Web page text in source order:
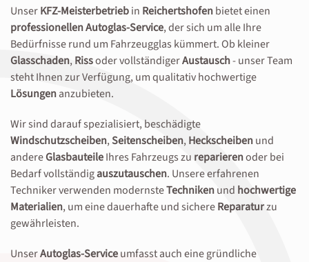
UnserKFZ-Meisterbetriebin Reichertshofenbietet einen
professionellen Autoglas-Service, der sich um alle Ihre
Bedürfnisse rund um Fahrzeugglas kümmert. Ob kleiner
Glasschaden,Rissoder vollständigerAustausch- unser Team
steht Ihnen zur Verfügung, um qualitativ hochwertige
Lösungenanzubieten.
Wir sind darauf spezialisiert, beschädigte
Windschutzscheiben,Seitenscheiben, Heckscheibenund
andereGlasbauteileIhres Fahrzeugs zu reparierenoder bei
Bedarf vollständigauszutauschen. Unsere erfahrenen
Techniker verwenden modernsteTechnikenund hochwertige
Materialien, um eine dauerhafte und sichereReparaturzu
gewährleisten.
UnserAutoglas-Serviceumfasst auch eine gründliche